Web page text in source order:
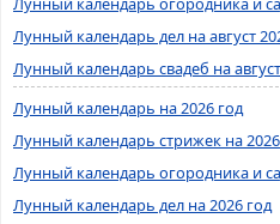
Лунный календарь дел на август
Лунный календарь свадеб на
Лунный календарь на 2026 год
Лунный календарь стрижек на
Лунный календарь огородника и
Лунный календарь дел на 2026 год